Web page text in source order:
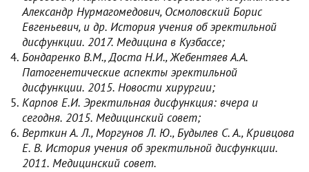
Александр Нурмагомедович, Осмоловский Борис
Евгеньевич, и др. История учения об эректильной
дисфункции. 2017. Медицина в Кузбассе;
Бондаренко В.М., Доста Н.И., Жебентяев А.А.
Патогенетические аспекты эректильной
дисфункции. 2015. Новости хирургии;
Карпов Е.И. Эректильная дисфункция: вчера и
сегодня. 2015. Медицинский совет;
Верткин А. Л., Моргунов Л. Ю., Будылев С. А., Кривцова
Е. В. История учения об эректильной дисфункции.
2011. Медицинский совет.